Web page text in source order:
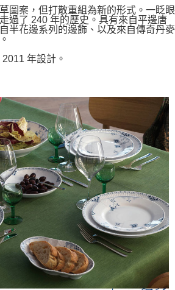
圖案，但打散重組為新的形式。一眨眼
過了 240 年的歷史。具有來自平邊唐
半花邊系列的邊飾、以及來自傳奇丹麥
年設計。